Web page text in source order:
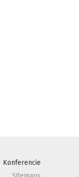
Konferencie